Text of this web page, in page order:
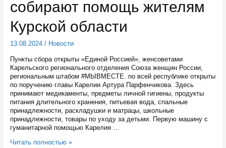
собирают помощь жителям
Курской области
13.08.2024/ Новости
Пункты сбора открыты «Единой Россией», женсоветами
Карельского регионального отделения Союза женщин России,
региональным штабом #МЫВМЕСТЕ. по всей республике открыты
по поручению главы Карелии Артура Парфенчикова. Здесь
принимают медикаменты, предметы личной гигиены, продукты
питания длительного хранения, питьевая вода, спальные
принадлежности, раскладушки и матрацы, школьные
принадлежности, товары по уходу за детьми. Первую машину с
гуманитарной помощью Карелия …
Во
Читать полностью »